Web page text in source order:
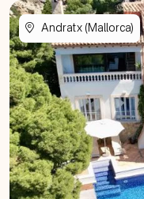
Andratx (Mallorca)